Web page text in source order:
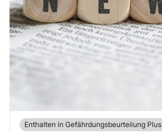
Enthalten in Gefährdungsbeurteilung Plus